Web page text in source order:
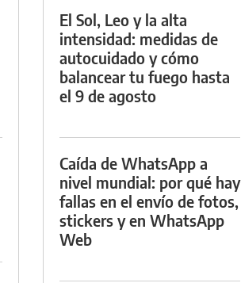
El Sol, Leo y la alta
intensidad: medidas de
autocuidado y cómo
balancear tu fuego hasta
el 9 de agosto
Caída de WhatsApp a
nivel mundial: por qué hay
fallas en el envío de fotos,
stickers y en WhatsApp
Web